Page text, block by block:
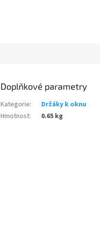
Doplňkové parametry
Kategorie:
Držáky k oknu
Hmotnost: 0.65 kg